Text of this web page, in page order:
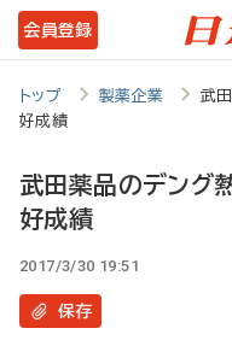
メ
イ
コ
テ
ツ
に
会員登録
トップ 製薬企業
武
好成績
武田薬品のデング
好成績
2017/3/30 19:51
保存